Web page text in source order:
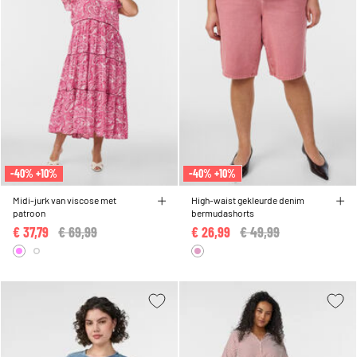
-40% +10%
Midi-jurk van viscose met
patroon
Price reduced from
€ 69,99
€ 37,79
-40% +10%
High-waist gekleurde denim
bermudashorts
Price reduced from
€ 49,99
€ 26,99